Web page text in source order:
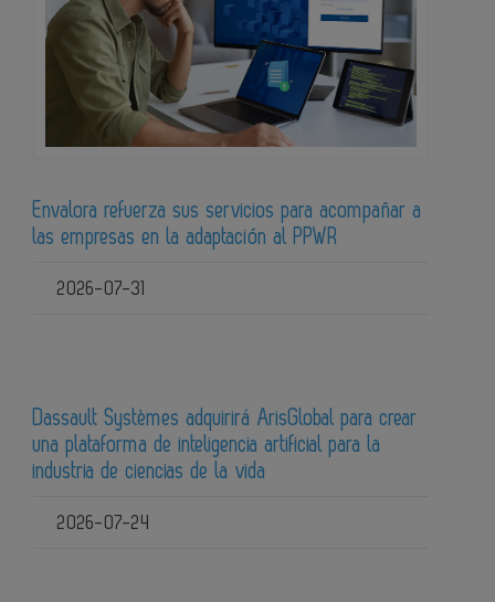
Envalora refuerza sus servicios para acompañar a
las empresas en la adaptación al PPWR
2026-07-31
Dassault Systèmes adquirirá ArisGlobal para crear
una plataforma de inteligencia artificial para la
industria de ciencias de la vida
2026-07-24